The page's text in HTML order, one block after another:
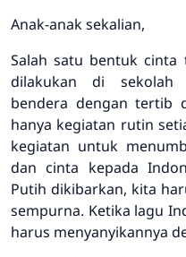
Anak-anak sekalian,
Salah satu bentuk
dilakukan di sekolah
bendera dengan tertib
hanya kegiatan rutin
kegiatan untuk
dan cinta kepada
Putih dikibarkan, kita
sempurna. Ketika lagu
harus menyanyikannya